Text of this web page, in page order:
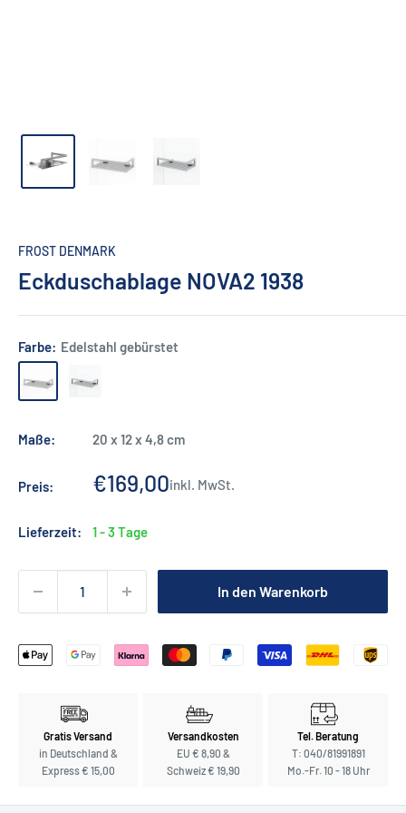
FROST DENMARK
Eckduschablage NOVA2 1938
Farbe: Edelstahl gebürstet
Edelstahl
gebürstet
Edelstahl
Maße: 20 x 12 x 4,8 cm
Preis: Sonderpreis
€169,00inkl. MwSt.
Lieferzeit: 1 - 3 Tage
In den Warenkorb
Gratis Versand
in Deutschland &
Express € 15,00
Versandkosten
EU € 8,90 &
Schweiz € 19,90
Tel. Beratung
T: 040/81991891
Mo.-Fr. 10 - 18 Uhr